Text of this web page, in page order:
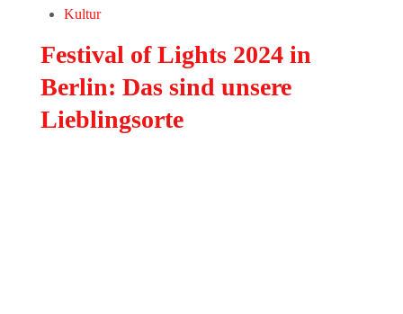
Kultur
Festival of Lights 2024 in
Berlin: Das sind unsere
Lieblingsorte